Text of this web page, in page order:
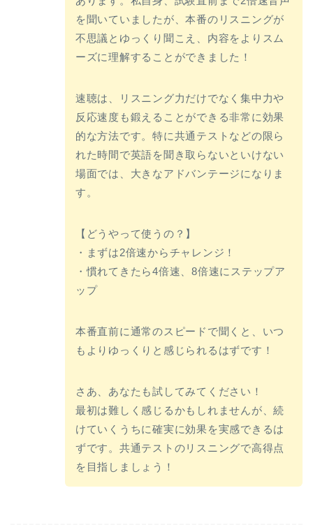
を聞いていましたが、本番のリスニングが
不思議とゆっくり聞こえ、内容をよりスム
ーズに理解することができました！
速聴は、リスニング力だけでなく集中力や
反応速度も鍛えることができる非常に効果
的な方法です。特に共通テストなどの限ら
れた時間で英語を聞き取らないといけない
場面では、大きなアドバンテージになりま
す。
【どうやって使うの？】
・まずは2倍速からチャレンジ！
・慣れてきたら4倍速、8倍速にステップア
ップ
本番直前に通常のスピードで聞くと、いつ
もよりゆっくりと感じられるはずです！
さあ、あなたも試してみてください！
最初は難しく感じるかもしれませんが、続
けていくうちに確実に効果を実感できるは
ずです。共通テストのリスニングで高得点
を目指しましょう！